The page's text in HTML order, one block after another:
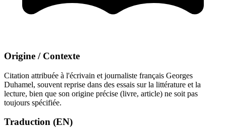
Origine / Contexte
Citation attribuée à l'écrivain et journaliste français Georges
Duhamel, souvent reprise dans des essais sur la littérature et la
lecture, bien que son origine précise (livre, article) ne soit pas
toujours spécifiée.
Traduction (EN)